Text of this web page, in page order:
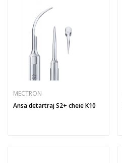
MECTRON
Ansa detartraj S2+ cheie K10